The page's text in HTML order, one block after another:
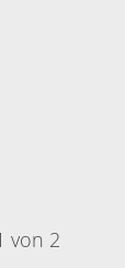
von 2